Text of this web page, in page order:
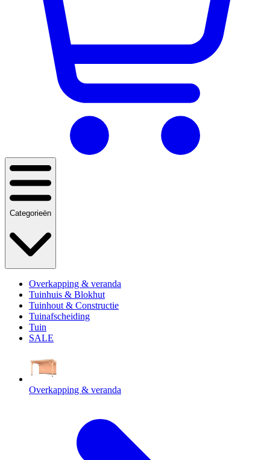
Categorieën
Overkapping & veranda
Tuinhuis & Blokhut
Tuinhout & Constructie
Tuinafscheiding
Tuin
SALE
Overkapping & veranda